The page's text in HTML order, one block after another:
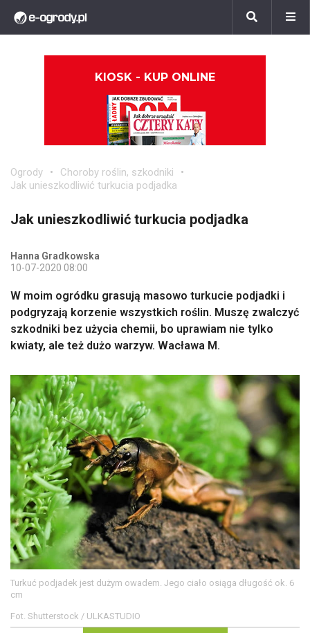
KIOSK - KUP ONLINE
Ogrody
Choroby roślin, szkodniki
Jak unieszkodliwić turkucia podjadka
Jak unieszkodliwić turkucia podjadka
Hanna Gradkowska
10-07-2020 08:00
W moim ogródku grasują masowo turkucie podjadki i
podgryzają korzenie wszystkich roślin. Muszę zwalczyć
szkodniki bez użycia chemii, bo uprawiam nie tylko
kwiaty, ale też dużo warzyw. Wacława M.
Turkuć podjadek jest dużym owadem. Jego ciało osiąga długość ok. 6
cm
Fot. Shutterstock / ULKASTUDIO